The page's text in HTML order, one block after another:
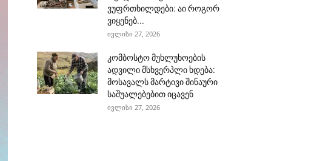
ვუფრთხილდები: აი როგორ
ვიყენებ...
ივლისი 27, 2026
კომბოსტო მუხლუხოების
ადვილი მსხვერპლი ხდება:
მოსავალს მარტივი შინაური
საშუალებებით იცავენ
ივლისი 27, 2026